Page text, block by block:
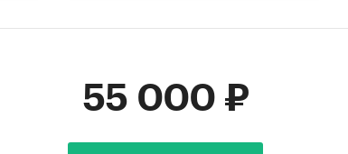
55 000 ₽